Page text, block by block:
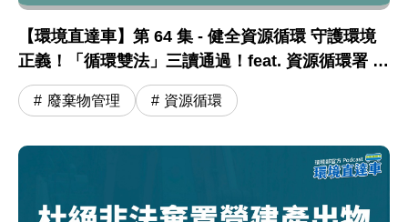
【環境直達車】第 64 集 - 健全資源循環 守護環境
正義！「循環雙法」三讀通過！feat. 資源循環署 蔣
震彥組長
廢棄物管理 資源循環